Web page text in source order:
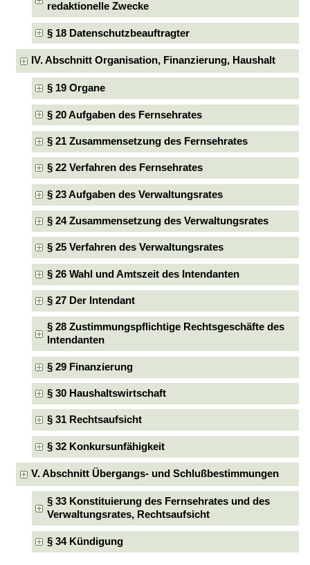
redaktionelle Zwecke
§ 18 Datenschutzbeauftragter
IV. Abschnitt Organisation, Finanzierung, Haushalt
§ 19 Organe
§ 20 Aufgaben des Fernsehrates
§ 21 Zusammensetzung des Fernsehrates
§ 22 Verfahren des Fernsehrates
§ 23 Aufgaben des Verwaltungsrates
§ 24 Zusammensetzung des Verwaltungsrates
§ 25 Verfahren des Verwaltungsrates
§ 26 Wahl und Amtszeit des Intendanten
§ 27 Der Intendant
§ 28 Zustimmungspflichtige Rechtsgeschäfte des
Intendanten
§ 29 Finanzierung
§ 30 Haushaltswirtschaft
§ 31 Rechtsaufsicht
§ 32 Konkursunfähigkeit
V. Abschnitt Übergangs- und Schlußbestimmungen
§ 33 Konstituierung des Fernsehrates und des
Verwaltungsrates, Rechtsaufsicht
§ 34 Kündigung